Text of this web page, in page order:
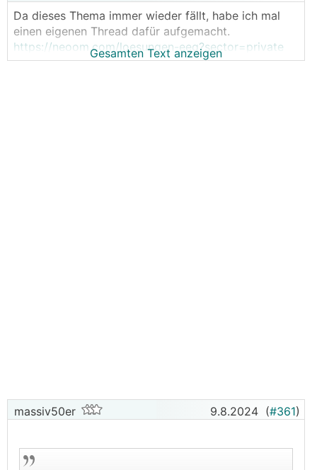
Da dieses Thema immer wieder fällt, habe ich mal
einen eigenen Thread dafür aufgemacht.
https://neoom.com/loesungen-eeg?sector=private
Gesamten Text anzeigen
massiv50er 9.8.2024 (#361)